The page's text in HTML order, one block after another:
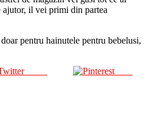
ajutor, il vei primi din partea
pentru hainutele pentru bebelusi,
Tweet Save